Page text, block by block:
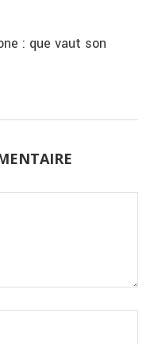
: que vaut son